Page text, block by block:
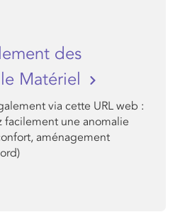
des
Matériel
via cette URL web :
facilement une anomalie
aménagement